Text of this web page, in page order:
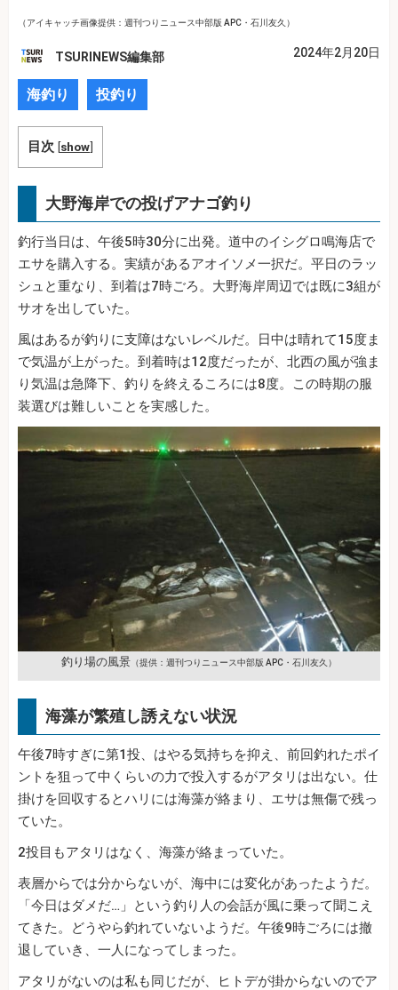
（アイキャッチ画像提供：週刊つりニュース中部版 APC・石川友久）
TSURINEWS編集部 2024年2月20日
海釣り 投釣り
目次 [show]
大野海岸での投げアナゴ釣り
釣行当日は、午後5時30分に出発。道中のイシグロ鳴海店で
エサを購入する。実績があるアオイソメ一択だ。平日のラッ
シュと重なり、到着は7時ごろ。大野海岸周辺では既に3組が
サオを出していた。
風はあるが釣りに支障はないレベルだ。日中は晴れて15度ま
で気温が上がった。到着時は12度だったが、北西の風が強ま
り気温は急降下、釣りを終えるころには8度。この時期の服
装選びは難しいことを実感した。
釣り場の風景 （提供：週刊つりニュース中部版 APC・石川友久）
海藻が繁殖し誘えない状況
午後7時すぎに第1投、はやる気持ちを抑え、前回釣れたポイ
ントを狙って中くらいの力で投入するがアタリは出ない。仕
掛けを回収するとハリには海藻が絡まり、エサは無傷で残っ
ていた。
2投目もアタリはなく、海藻が絡まっていた。
表層からでは分からないが、海中には変化があったようだ。
「今日はダメだ…」という釣り人の会話が風に乗って聞こえ
てきた。どうやら釣れていないようだ。午後9時ごろには撤
退していき、一人になってしまった。
アタリがないのは私も同じだが、ヒトデが掛からないのでア